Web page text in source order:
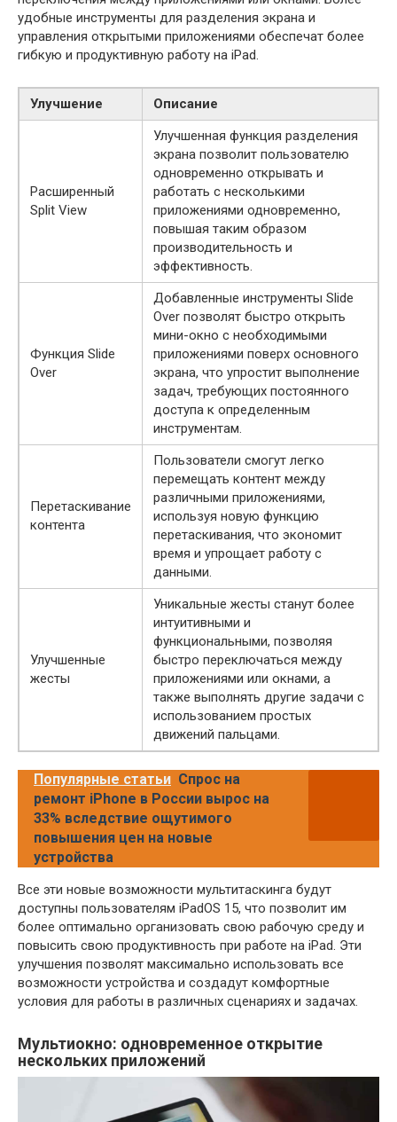
удобные инструменты для разделения экрана и
управления открытыми приложениями обеспечат более
гибкую и продуктивную работу на iPad.
Улучшение Описание
Расширенный
Split View
Улучшенная функция разделения
экрана позволит пользователю
одновременно открывать и
работать с несколькими
приложениями одновременно,
повышая таким образом
производительность и
эффективность.
Функция Slide
Over
Добавленные инструменты Slide
Over позволят быстро открыть
мини-окно с необходимыми
приложениями поверх основного
экрана, что упростит выполнение
задач, требующих постоянного
доступа к определенным
инструментам.
Перетаскивание
контента
Пользователи смогут легко
перемещать контент между
различными приложениями,
используя новую функцию
перетаскивания, что экономит
время и упрощает работу с
данными.
Улучшенные
жесты
Уникальные жесты станут более
интуитивными и
функциональными, позволяя
быстро переключаться между
приложениями или окнами, а
также выполнять другие задачи с
использованием простых
движений пальцами.
Популярные статьи Спрос на
ремонт iPhone в России вырос на
33% вследствие ощутимого
повышения цен на новые
устройства
Все эти новые возможности мультитаскинга будут
доступны пользователям iPadOS 15, что позволит им
более оптимально организовать свою рабочую среду и
повысить свою продуктивность при работе на iPad. Эти
улучшения позволят максимально использовать все
возможности устройства и создадут комфортные
условия для работы в различных сценариях и задачах.
Мультиокно: одновременное открытие
нескольких приложений